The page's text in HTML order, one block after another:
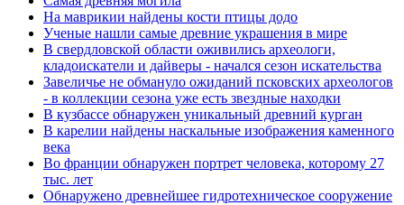
На маврикии найдены кости птицы додо
Ученые нашли самые древние украшения в мире
В свердловской области оживились археологи,
кладоискатели и дайверы - начался сезон искательства
Завеличье не обмануло ожиданий псковских археологов
- в коллекции сезона уже есть звездные находки
В кузбассе обнаружен уникальный древний курган
В карелии найдены наскальные изображения каменного
века
Во франции обнаружен портрет человека, которому 27
тыс. лет
Обнаружено древнейшее гидротехническое сооружение